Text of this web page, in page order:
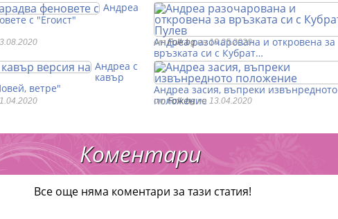
Андреа
с "Егоист"
Андреа разочарована и откровена за
връзката си с Кубрат…
отFolk.bgна 18.05.2020
Андреа с
кавър
ветре"
Андреа засия, въпреки извънредното
положение
отFolk.bgна 13.04.2020
Коментари
Все още няма коментари за тази статия!